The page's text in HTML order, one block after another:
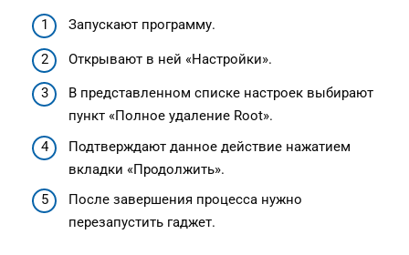
Запускают программу.
Открывают в ней «Настройки».
В представленном списке настроек выбирают
пункт «Полное удаление Root».
Подтверждают данное действие нажатием
вкладки «Продолжить».
После завершения процесса нужно
перезапустить гаджет.